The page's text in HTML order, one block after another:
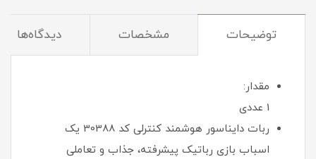
توضیحات مشخصات دیدگاه‌ها
مقدار:
1 عددی
ربات دایناسور هوشمند کنترلی کد 30388 یک
اسباب‌ بازی رباتیک پیشرفته، جذاب و تعاملی